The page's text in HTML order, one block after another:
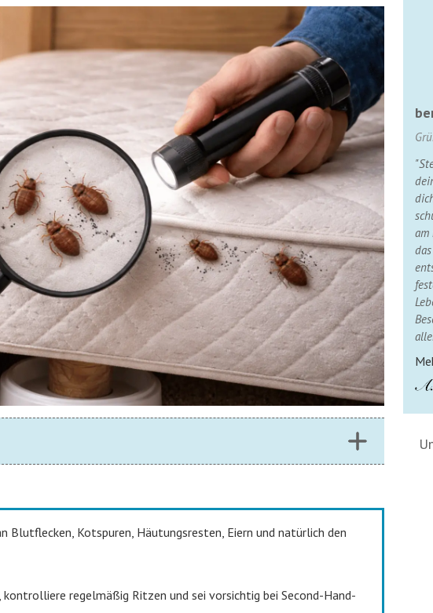
Blutflecken, Kotspuren, Häutungsresten, Eiern und natürlich den
regelmäßig Ritzen und sei vorsichtig bei Second-Hand-
am